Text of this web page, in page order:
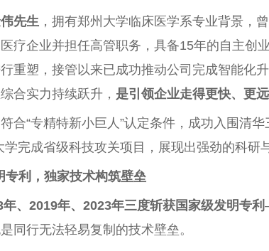
先生 ，拥有郑州大学临床医学系专业背景，
疗企业并担任高管职务，具备15年的自主创
重塑，接管以来已成功推动公司完成智能化
合实力持续跃升， 是引领企业走得更快、更
合“专精特新小巨人”认定条件，成功入围清
学完成省级科技攻关项目，展现出强劲的科研
专利，独家技术构筑壁垒
年、2019年、2023年三度斩获国家级发明专利
同行无法轻易复制的技术壁垒。